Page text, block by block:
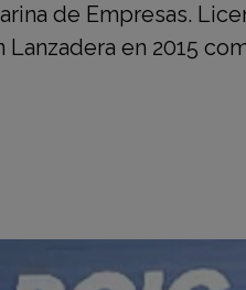
de Empresas.
en 2015